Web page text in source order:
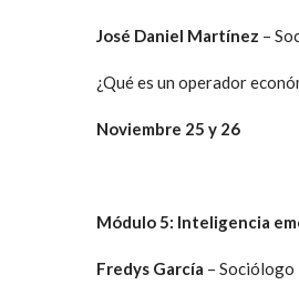
José Daniel Martínez –
¿Qué es un operador
Noviembre 25 y 26
Módulo 5: Inteligencia
Fredys García – Sociólogo